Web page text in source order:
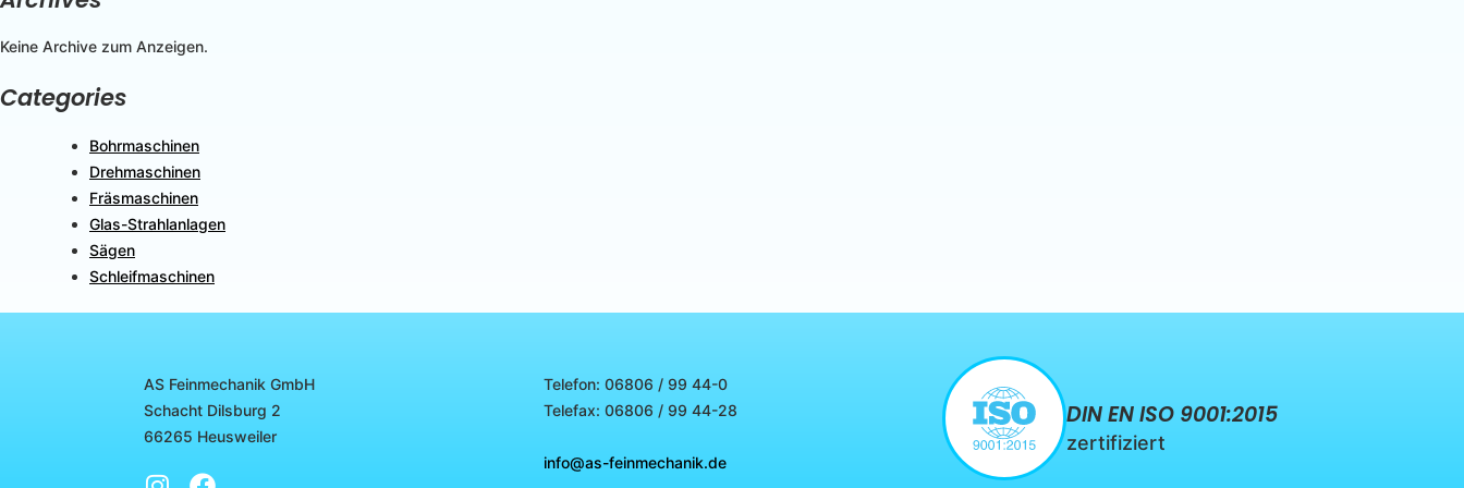
Keine Archive zum Anzeigen.
Categories
Bohrmaschinen
Drehmaschinen
Fräsmaschinen
Glas-Strahlanlagen
Sägen
Schleifmaschinen
AS Feinmechanik GmbH
Schacht Dilsburg 2
66265 Heusweiler
Telefon: 06806 / 99 44-0
Telefax: 06806 / 99 44-28
info@as-feinmechanik.de
DIN EN ISO 9001:2015
zertifiziert